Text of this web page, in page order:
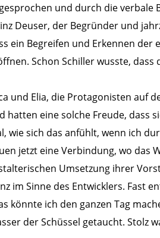
und durch die verbale
Deuser, der Begründer und
ein Begreifen und Erkennen
Schon Schiller wusste, dass
und Elia, die Protagonisten auf
hatten eine solche Freude, dass
wie sich das anfühlt, wenn ich
jetzt eine Verbindung, wo das
Umsetzung ihrer
im Sinne des Entwicklers. Fast
könnte ich den ganzen Tag
der Schüssel getaucht. Stolz